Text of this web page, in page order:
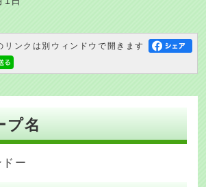
リンクは別ウィンドウで開きます
プ名
ー